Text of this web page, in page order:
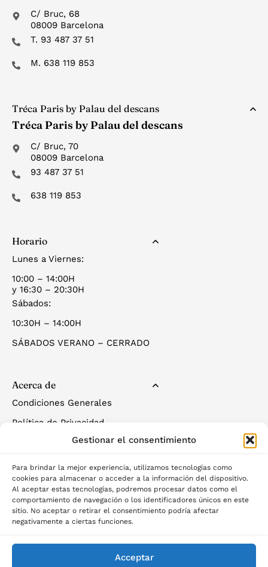
Gestionar el consentimiento
Para brindar la mejor experiencia, utilizamos tecnologías como
cookies para almacenar o acceder a la información del dispositivo.
Al aceptar estas tecnologías, podremos procesar datos como el
comportamiento de navegación o los identificadores únicos en este
sitio. No aceptar o retirar el consentimiento podría afectar
negativamente a ciertas funciones.
Acceptar
C/ Bruc, 68
08009 Barcelona
T. 93 487 37 51
M. 638 119 853
Tréca Paris by Palau del descans
Tréca Paris by Palau del descans
C/ Bruc, 70
08009 Barcelona
93 487 37 51
638 119 853
Horario
Lunes a Viernes:
10:00 – 14:00H
y 16:30 – 20:30H
Sábados:
10:30H – 14:00H
SÁBADOS VERANO – CERRADO
Acerca de
Condiciones Generales
Política de Privacidad
Política de Cookies
©2025 Palau del descans